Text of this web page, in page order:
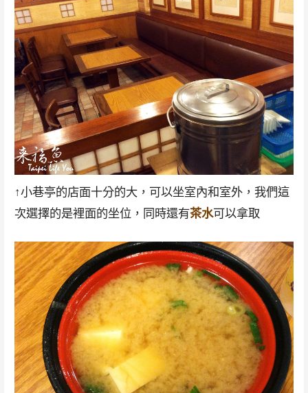
↑小巷亭的店面十分的大，可以坐室內和室外，我們這
次選擇的是裡面的坐位，同時還有茶水可以拿取